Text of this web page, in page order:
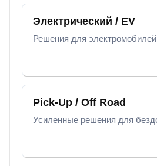
Электрический / EV
Решения для электромобилей
Pick-Up / Off Road
Усиленные решения для